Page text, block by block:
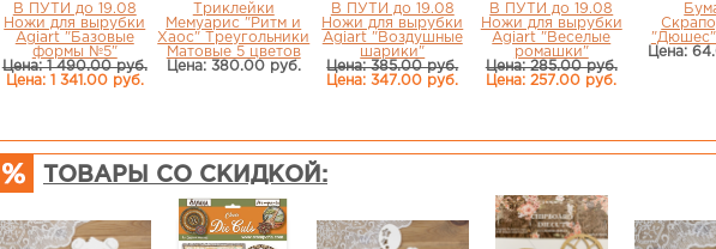
В ПУТИ до 19.08
Ножи для вырубки
Agiart "Базовые
формы №5"
Цена: 1 490.00 руб.
Цена: 1 341.00 руб.
Триклейки
Мемуарис "Ритм и
Хаос" Треугольники
Матовые 5 цветов
Цена: 380.00 руб.
В ПУТИ до 19.08
Ножи для вырубки
Agiart "Воздушные
шарики"
Цена: 385.00 руб.
Цена: 347.00 руб.
В ПУТИ до 19.08
Ножи для вырубки
Agiart "Веселые
ромашки"
Цена: 285.00 руб.
Цена: 257.00 руб.
"Дюшес"
Цена:
ТОВАРЫ СО СКИДКОЙ: